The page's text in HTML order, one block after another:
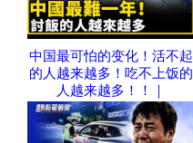
中国最可怕的变化！活不起
的人越来越多！吃不上饭的
人越来越多！！｜